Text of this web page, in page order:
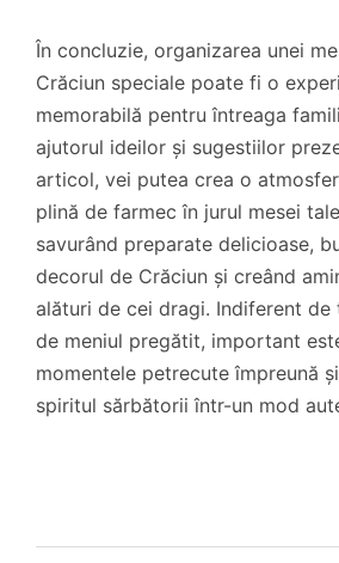
În concluzie, organizarea unei
Crăciun speciale poate fi o
memorabilă pentru întreaga
ajutorul ideilor și sugestiilor
articol, vei putea crea o
plină de farmec în jurul mesei
savurând preparate delicioase,
decorul de Crăciun și creând
alături de cei dragi. Indiferent de
de meniul pregătit, important
momentele petrecute împreună
spiritul sărbătorii într-un mod